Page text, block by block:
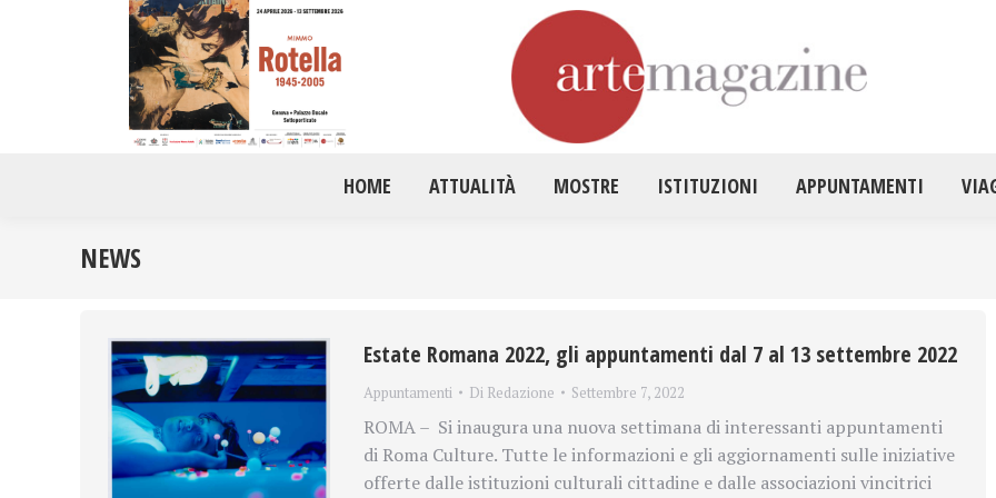
HOME ATTUALITÀ MOSTRE ISTITUZIONI APPUNTAMENTI
NEWS
Estate Romana 2022, gli appuntamenti dal 7 al 13 settembre 2022
Appuntamenti Di Redazione Settembre 7, 2022
ROMA – Si inaugura una nuova settimana di interessanti appuntamenti
di Roma Culture. Tutte le informazioni e gli aggiornamenti sulle iniziative
offerte dalle istituzioni culturali cittadine e dalle associazioni vincitrici
HOME